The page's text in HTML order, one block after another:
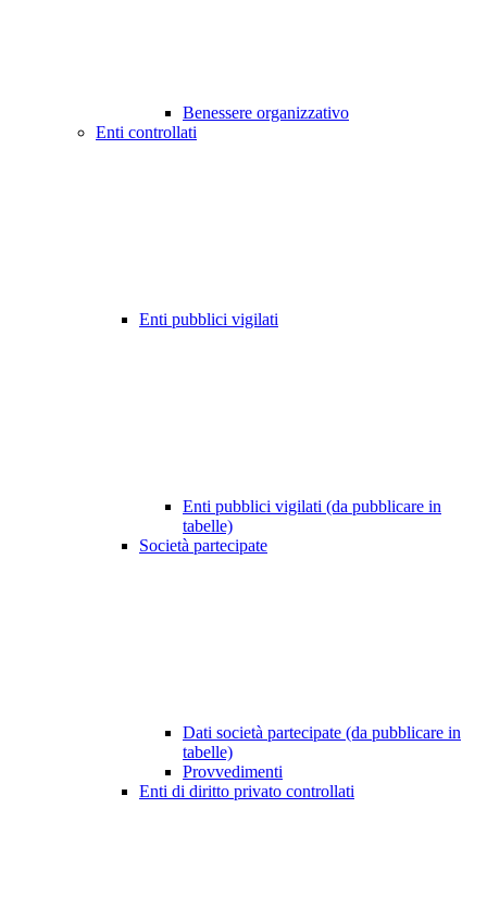
Benessere organizzativo
Enti controllati
Enti pubblici vigilati
Enti pubblici vigilati (da pubblicare in
tabelle)
Società partecipate
Dati società partecipate (da pubblicare in
tabelle)
Provvedimenti
Enti di diritto privato controllati